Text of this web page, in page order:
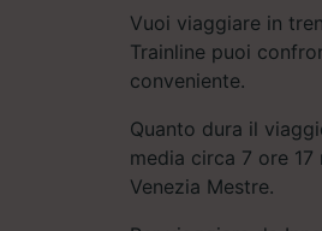
Vuoi viaggiare in
Trainline puoi
conveniente.
Quanto dura il
media circa 7 ore
Venezia Mestre.